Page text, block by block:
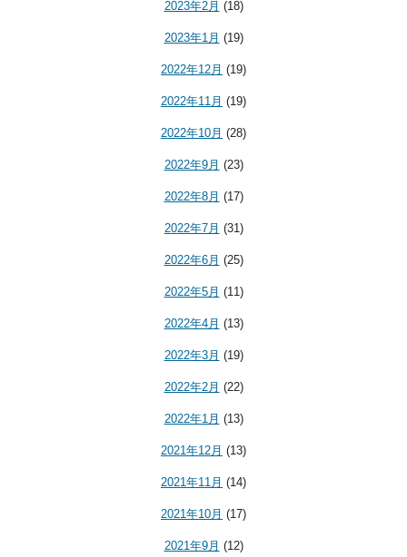
2023年2月 (18)
2023年1月 (19)
2022年12月 (19)
2022年11月 (19)
2022年10月 (28)
2022年9月 (23)
2022年8月 (17)
2022年7月 (31)
2022年6月 (25)
2022年5月 (11)
2022年4月 (13)
2022年3月 (19)
2022年2月 (22)
2022年1月 (13)
2021年12月 (13)
2021年11月 (14)
2021年10月 (17)
2021年9月 (12)